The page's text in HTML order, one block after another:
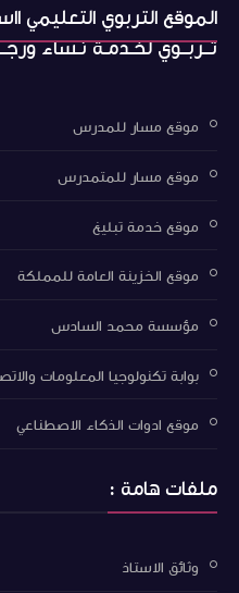
الموقع التربوي التعليمي
تــربــوي لخـدمـة نـساء
موقع مسار للمدرس
موقع مسار للمتمدرس
موقع خدمة تبليغ
موقع الخزينة العامة للمملكة
مؤسسة محمد السادس
بوابة تكنولوجيا المعلومات
موقع ادوات الذكاء الاصطناعي
ملفات هامة :
وثائق الاستاذ